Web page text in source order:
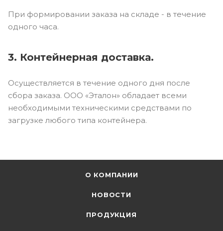
При формировании заказа на складе - в течение
одного часа.
3. Контейнерная доставка.
Осуществляется в течение одного дня после
сбора заказа. ООО «Эталон» обладает всеми
необходимыми техническими средствами по
загрузке любого типа контейнера.
О КОМПАНИИ
НОВОСТИ
ПРОДУКЦИЯ